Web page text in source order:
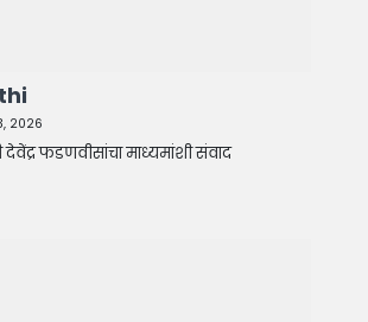
2026
देवेंद्र फडणवीसांचा माध्यमांशी संवाद